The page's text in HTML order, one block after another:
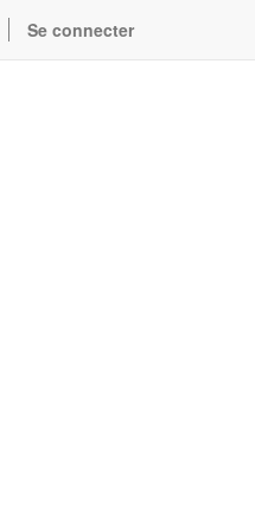
Se connecter